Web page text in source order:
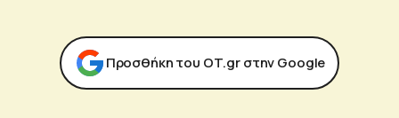
Προσθήκη του ΟΤ.gr στην Google